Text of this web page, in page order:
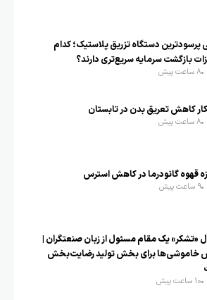
پرسودترین دستگاه تزریق پلاستیک؛ کدام
بازگشت سرمایه سریع‌تری دارند؟
8 ساعت پیش
8 ساعت پیش
قهوه گانودرما در کاهش استرس
9 ساعت پیش
«تشکر» یک مقام مسئول از زبان صنعتگران |
خاموشی‌ها برای بخش تولید رضایت‌بخش
10 ساعت پیش